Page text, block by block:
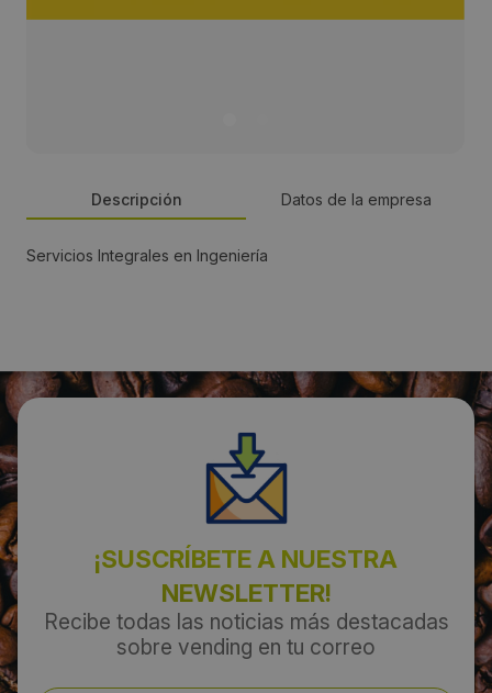
Descripción Datos de la empresa
Servicios Integrales en Ingeniería
Dirección:
Código Postal:¡SUSCRÍBETE A NUESTRA
NEWSLETTER!
Recibe todas las noticias más destacadas
sobre vending en tu correo